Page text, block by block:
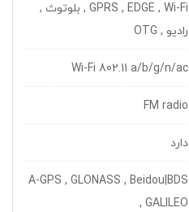
GPRS , EDGE , Wi-Fi , بلوتوث ,
رادیو , OTG
Wi-Fi 802.11 a/b/g/n/ac
FM radio
دارد
A-GPS , GLONASS , Beidou|BDS
, GALILEO